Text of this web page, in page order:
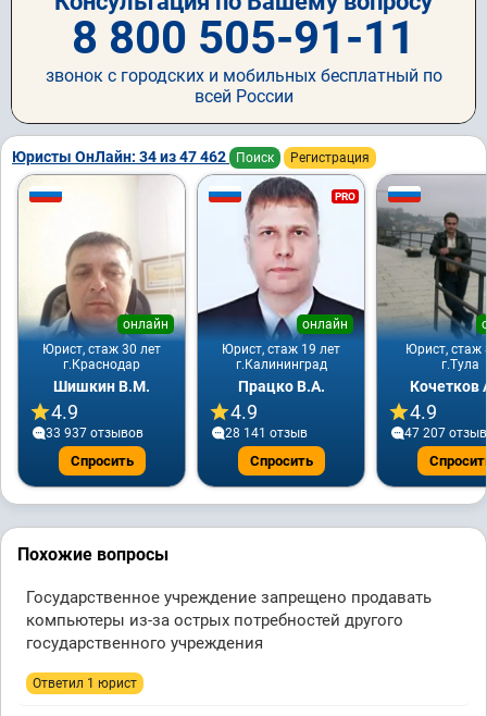
8 800 505-91-11
звонок с городских и мобильных бесплатный по
всей России
Юристы ОнЛайн: 34 из 47 462 Поиск Регистрация
Юрист, стаж 30 лет
онлайн
г.Краснодар
Шишкин В.М.
4.9
33 937 отзывов
Спросить
PRO
Юрист, стаж 19 лет
онлайн
г.Калининград
Працко В.А.
4.9
28 141 отзыв
Спросить
Юрист, стаж
г.Тула
Кочетков
4.9
47 207
Похожие вопросы
Государственное учреждение запрещено продавать
компьютеры из-за острых потребностей другого
государственного учреждения
Ответил 1 юрист